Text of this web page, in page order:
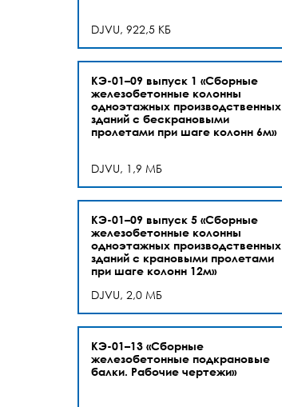
DJVU, 922,5 КБ
КЭ-01–09 выпуск 1 «Сборные
железобетонные колонны
одноэтажных производственных
зданий с бескрановыми
пролетами при шаге колонн 6м»
DJVU, 1,9 МБ
КЭ-01–09 выпуск 5 «Сборные
железобетонные колонны
одноэтажных производственных
зданий с крановыми пролетами
при шаге колонн 12м»
DJVU, 2,0 МБ
КЭ-01–13 «Сборные
железобетонные подкрановые
балки. Рабочие чертежи»